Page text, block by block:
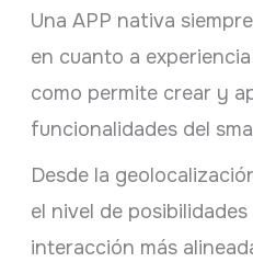
Una APP nativa
en cuanto a
como permite crear y
funcionalidades del
Desde la
el nivel de
interacción más